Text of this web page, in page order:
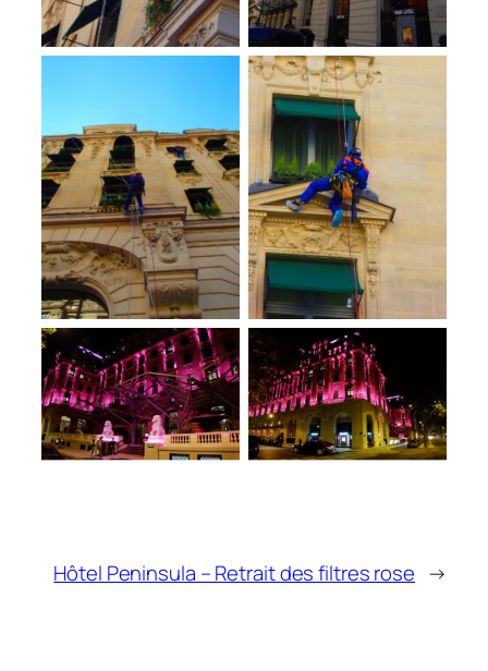
Hôtel Peninsula – Retrait des filtres rose →